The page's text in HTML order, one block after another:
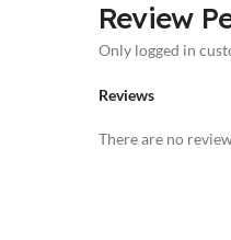
Review
Reviews
There are no
Only logged in